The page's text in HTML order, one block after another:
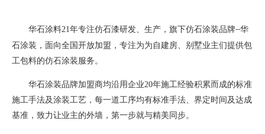
华石涂料21年专注仿石漆研发、生产，旗下仿石涂装品牌--华
石涂装，面向全国开放加盟，专注为为自建房、别墅业主们提供包
工包料的仿石涂装服务。
华石涂装品牌加盟商均沿用企业20年施工经验积累而成的标准
施工手法及涂装工艺，每一道工序均有标准手法、界定时间及达成
基准，致力让业主的外墙，第一步就与精美同步。